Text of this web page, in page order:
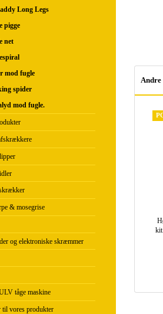
Long Legs
pigge
net
mod fugle
spider
mod fugle.
& mosegrise
og elektroniske skræmmer
tåge maskine
til vores produkter
Andre